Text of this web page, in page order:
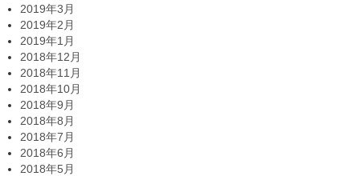
2019年3月
2019年2月
2019年1月
2018年12月
2018年11月
2018年10月
2018年9月
2018年8月
2018年7月
2018年6月
2018年5月